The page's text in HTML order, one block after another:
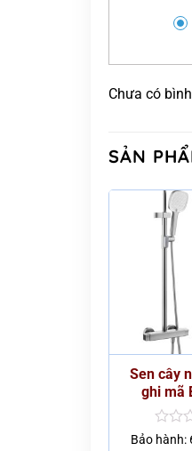
Chưa có
SẢN
Sen cây
ghi mã
Được
Bảo hành: